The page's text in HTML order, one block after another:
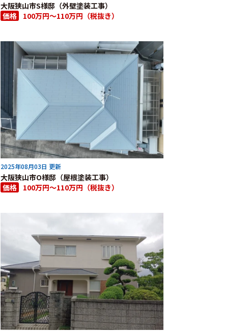
大阪狭山市S様邸（外壁塗装工事）
価格
100万円～110万円（税抜き）
2025年08月03日 更新
大阪狭山市O様邸（屋根塗装工事）
価格
100万円～110万円（税抜き）